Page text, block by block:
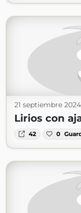
21 septiembre 2024
Lirios con
42 0